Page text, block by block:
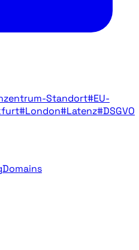
Standort#EU-
#London#Latenz#DSGVO
Domains